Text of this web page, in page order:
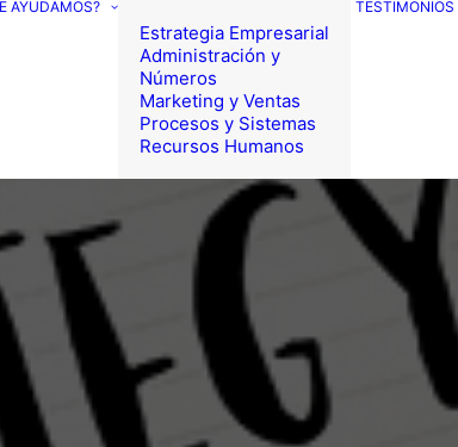
AYUDAMOS?
Estrategia Empresarial
Administración y
Números
Marketing y Ventas
Procesos y Sistemas
Recursos Humanos
TESTIMONIOS